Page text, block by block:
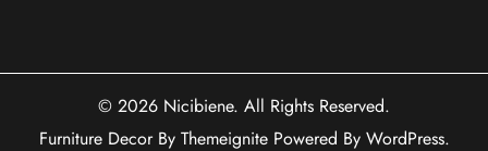
© 2026 Nicibiene. All Rights Reserved.
Furniture DecorBy ThemeignitePowered By WordPress.